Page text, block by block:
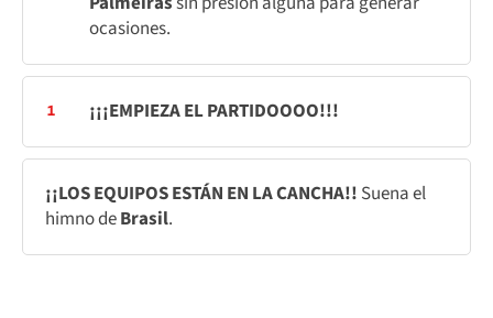
ocasiones.
1 ¡¡¡EMPIEZA EL PARTIDOOOO!!!
¡¡LOS EQUIPOS ESTÁN EN LA CANCHA!! Suena el
himno deBrasil.